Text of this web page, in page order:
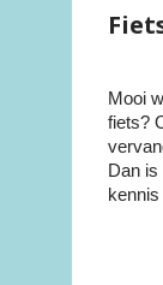
Mooi
fiets?
Dan